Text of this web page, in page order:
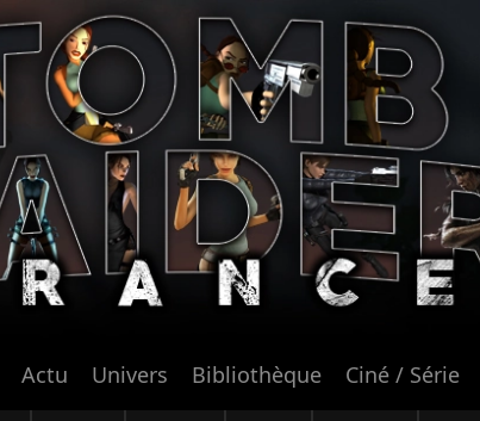
Actu Univers Bibliothèque Ciné / Série